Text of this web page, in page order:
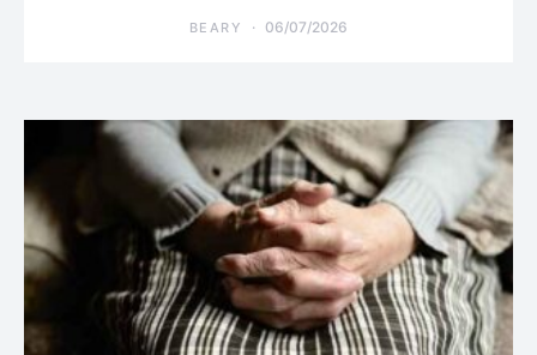
BEARY 06/07/2026